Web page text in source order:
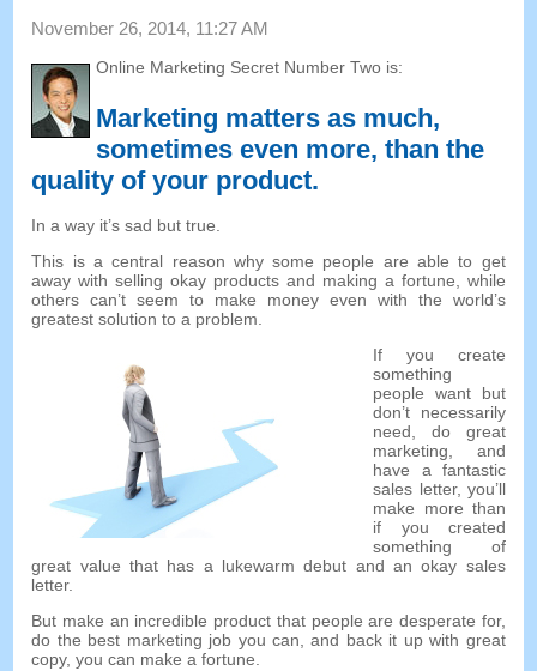
November 26, 2014, 11:27 AM
Online Marketing Secret Number Two is:
Marketing matters as much,
sometimes even more,than the
quality of your product.
In a way it’s sad but true.
This is a central reason why some people are able to get
away with selling okay products and making a fortune, while
others can’t seem to make money even with the world’s
greatest solution to a problem.
If you create
something
people want but
don’t necessarily
need, do great
marketing, and
have a fantastic
sales letter, you’ll
make more than
if you created
something of
great value that has a lukewarm debut and an okay sales
letter.
But make an incredible product that people are desperate for,
do the best marketing job you can,and back it up with great
copy,you can make a fortune.